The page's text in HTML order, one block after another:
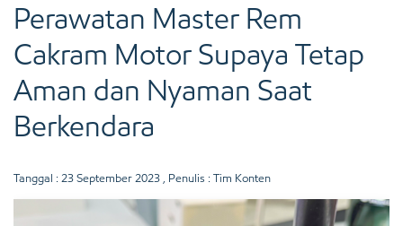
Perawatan Master Rem
Cakram Motor Supaya Tetap
Aman dan Nyaman Saat
Berkendara
Tanggal : 23 September 2023 , Penulis : Tim Konten